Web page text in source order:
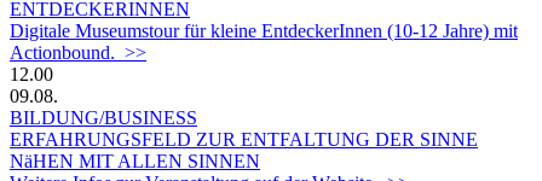
ENTDECKERINNEN
Digitale Museumstour für kleine EntdeckerInnen (10-12 Jahre) mit
Actionbound. >>
12.00
09.08.
BILDUNG/BUSINESS
ERFAHRUNGSFELD ZUR ENTFALTUNG DER SINNE
NäHEN MIT ALLEN SINNEN